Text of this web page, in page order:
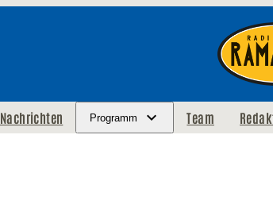
Nachrichten Programm Team